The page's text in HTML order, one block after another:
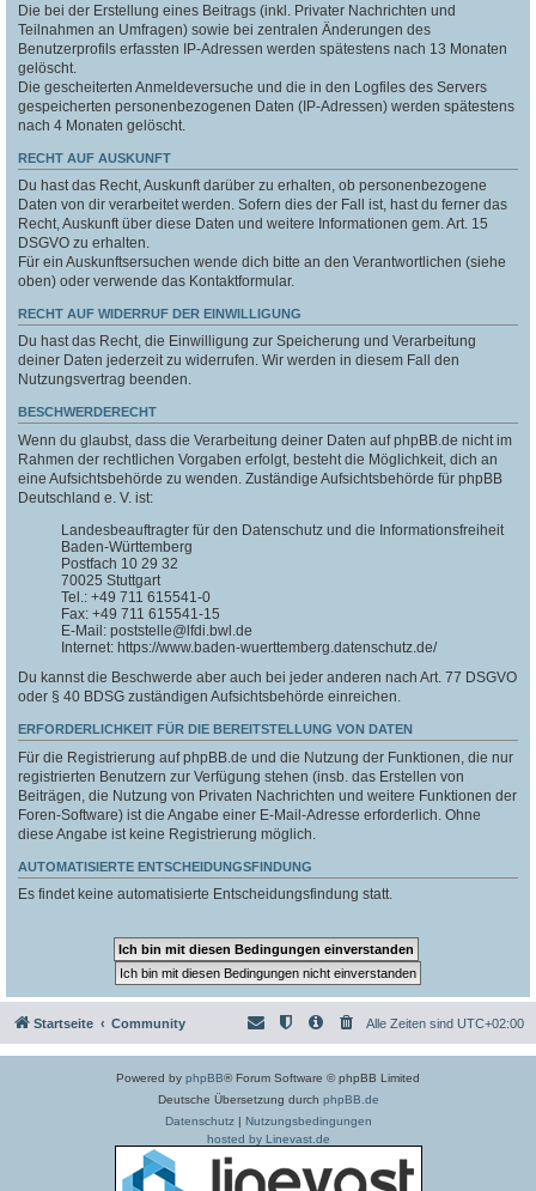
Die bei der Erstellung eines Beitrags (inkl. Privater Nachrichten und
Teilnahmen an Umfragen) sowie bei zentralen Änderungen des
Benutzerprofils erfassten IP-Adressen werden spätestens nach 13 Monaten
gelöscht.
Die gescheiterten Anmeldeversuche und die in den Logfiles des Servers
gespeicherten personenbezogenen Daten (IP-Adressen) werden spätestens
nach 4 Monaten gelöscht.
RECHT AUF AUSKUNFT
Du hast das Recht, Auskunft darüber zu erhalten, ob personenbezogene
Daten von dir verarbeitet werden. Sofern dies der Fall ist, hast du ferner das
Recht, Auskunft über diese Daten und weitere Informationen gem. Art. 15
DSGVO zu erhalten.
Für ein Auskunftsersuchen wende dich bitte an den Verantwortlichen (siehe
oben) oder verwende das Kontaktformular.
RECHT AUF WIDERRUF DER EINWILLIGUNG
Du hast das Recht, die Einwilligung zur Speicherung und Verarbeitung
deiner Daten jederzeit zu widerrufen. Wir werden in diesem Fall den
Nutzungsvertrag beenden.
BESCHWERDERECHT
Wenn du glaubst, dass die Verarbeitung deiner Daten auf phpBB.de nicht im
Rahmen der rechtlichen Vorgaben erfolgt, besteht die Möglichkeit, dich an
eine Aufsichtsbehörde zu wenden. Zuständige Aufsichtsbehörde für phpBB
Deutschland e. V. ist:
Landesbeauftragter für den Datenschutz und die Informationsfreiheit
Baden-Württemberg
Postfach 10 29 32
70025 Stuttgart
Tel.: +49 711 615541-0
Fax: +49 711 615541-15
E-Mail: poststelle@lfdi.bwl.de
Internet: https://www.baden-wuerttemberg.datenschutz.de/
Du kannst die Beschwerde aber auch bei jeder anderen nach Art. 77 DSGVO
oder § 40 BDSG zuständigen Aufsichtsbehörde einreichen.
ERFORDERLICHKEIT FÜR DIE BEREITSTELLUNG VON DATEN
Für die Registrierung auf phpBB.de und die Nutzung der Funktionen, die nur
registrierten Benutzern zur Verfügung stehen (insb. das Erstellen von
Beiträgen, die Nutzung von Privaten Nachrichten und weitere Funktionen der
Foren-Software) ist die Angabe einer E-Mail-Adresse erforderlich. Ohne
diese Angabe ist keine Registrierung möglich.
AUTOMATISIERTE ENTSCHEIDUNGSFINDUNG
Es findet keine automatisierte Entscheidungsfindung statt.
Startseite Community Alle Zeiten sind UTC+02:00
Powered by phpBB® Forum Software © phpBB Limited
Deutsche Übersetzung durch phpBB.de
Datenschutz| Nutzungsbedingungen
hosted by Linevast.de